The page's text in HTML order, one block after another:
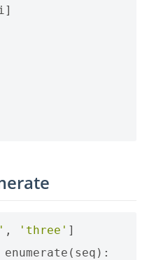
]
, 'three' ]
enumerate ( seq ):